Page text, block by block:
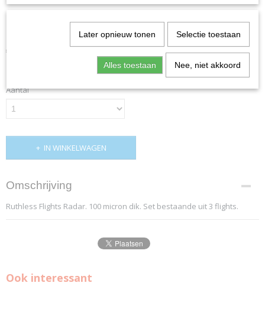
Ruthless Flights Radar
€ 0,65
- Levertijd 1-3 Werkdagen
Aantal
IN WINKELWAGEN
Omschrijving
Ruthless Flights Radar. 100 micron dik. Set bestaande uit 3 flights.
Ook interessant
Later opnieuw tonen Selectie toestaan
Alles toestaan Nee, niet akkoord